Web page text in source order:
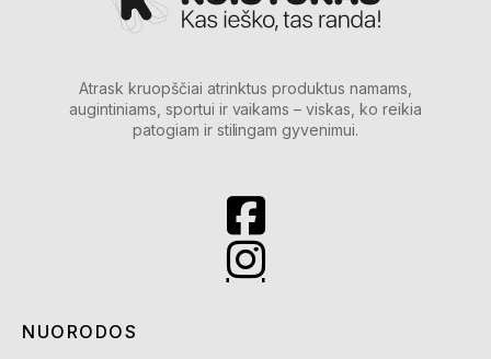
Atrask kruopščiai atrinktus produktus namams,
augintiniams, sportui ir vaikams – viskas, ko reikia
patogiam ir stilingam gyvenimui.
NUORODOS